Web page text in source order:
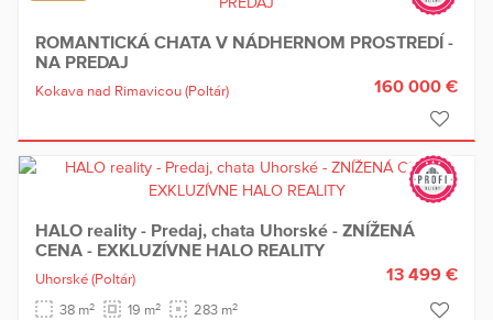
ROMANTICKÁ CHATA V NÁDHERNOM PROSTREDÍ -
NA PREDAJ
Kokava nad Rimavicou (Poltár) 160 000 €
HALO reality - Predaj, chata Uhorské - ZNÍŽENÁ
CENA - EXKLUZÍVNE HALO REALITY
Uhorské (Poltár)
38 m2 19 m2 283 m2
13 499 €